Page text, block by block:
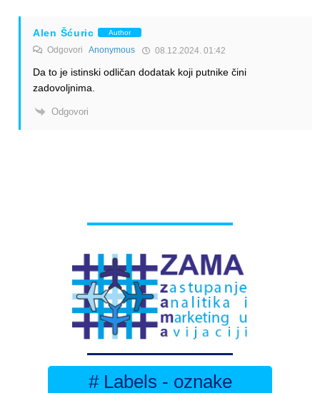
Alen Šćuric Author
Odgovori Anonymous 08.12.2024. 01:42
Da to je istinski odličan dodatak koji putnike čini
zadovoljnima.
Odgovori
# Labels - oznake